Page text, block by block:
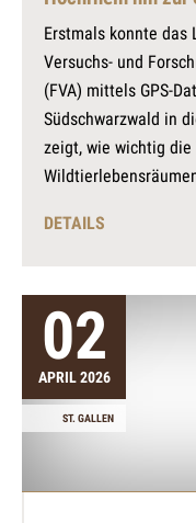
Erstmals konnte das
Versuchs- und
(FVA) mittels GPS-
Südschwarzwald in
zeigt, wie wichtig die
DETAILS
02
APRIL 2026
ST. GALLEN